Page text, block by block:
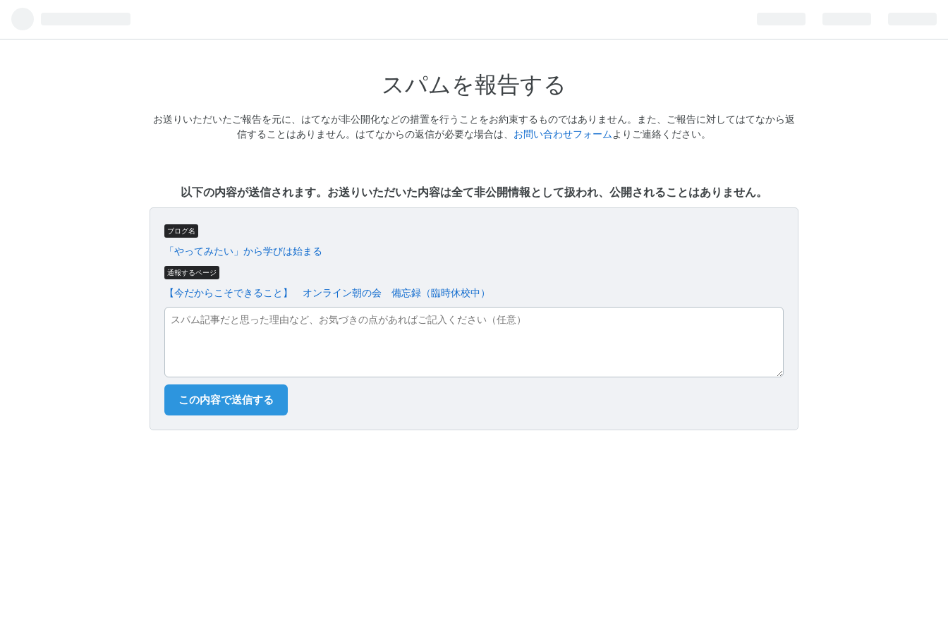
スパムを報告する
お送りいただいたご報告を元に、はてなが非公開化などの措置を行うことをお約束するものではありません。また、ご報告に対してはてなから返
信することはありません。はてなからの返信が必要な場合は、 お問い合わせフォームよりご連絡ください。
以下の内容が送信されます。お送りいただいた内容は全て非公開情報として扱われ、公開されることはありません。
ブログ名
「やってみたい」から学びは始まる
通報するページ
【今だからこそできること】 オンライン朝の会 備忘録（臨時休校中）